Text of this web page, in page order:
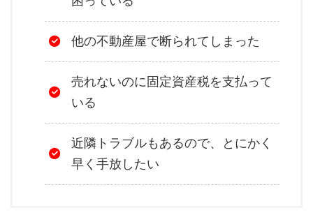
他の不動産屋で断られてしまった
売れないのに固定資産税を支払って
いる
近隣トラブルもあるので、とにかく
早く手放したい